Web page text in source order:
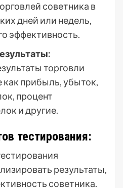
советника в
дней или недель,
эффективность.
торговли
как прибыль, убыток,
процент
и другие.
тестирования:
результаты,
советника.